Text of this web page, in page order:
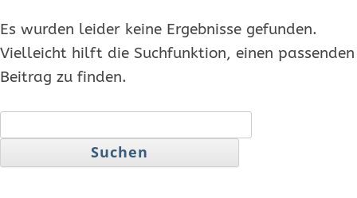
Es wurden leider keine Ergebnisse gefunden.
Vielleicht hilft die Suchfunktion, einen passenden
Beitrag zu finden.
nach: